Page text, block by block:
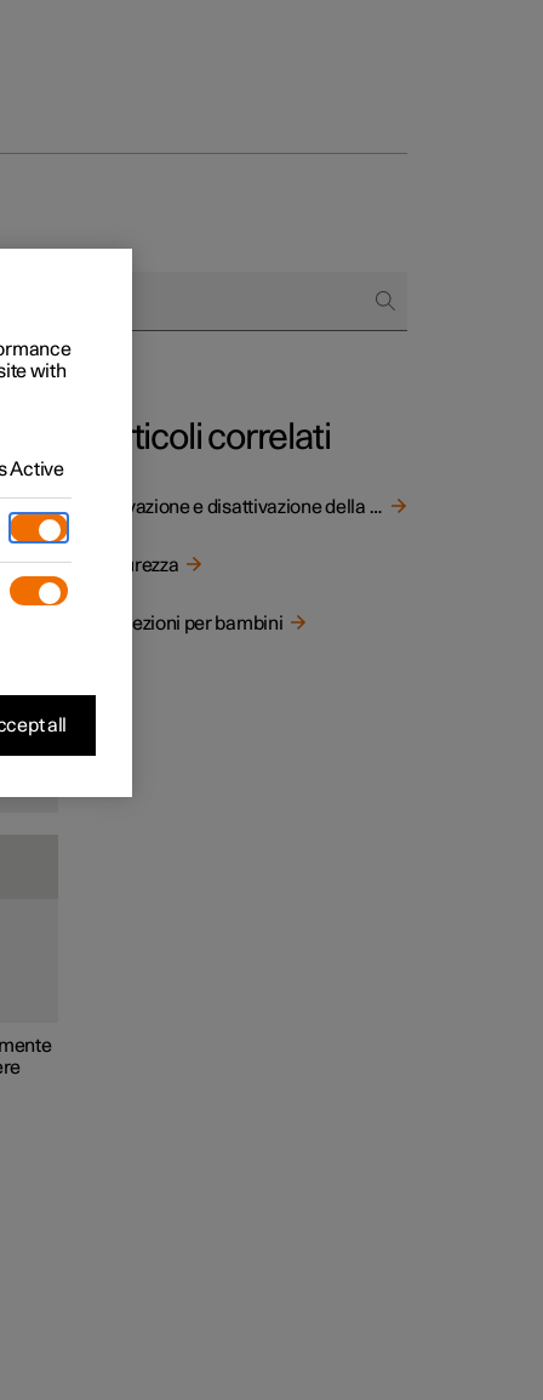
e aziende
finanziamento
Articoli correlati
Attivazione e disattivazione della sicura per bambini
Sicurezza
Protezioni per bambini
with
Active
all